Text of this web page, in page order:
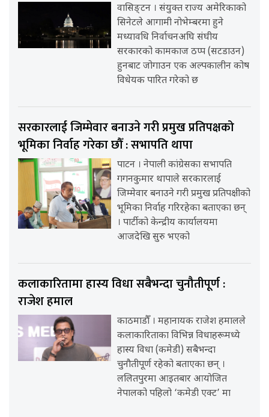
वासिङ्टन । संयुक्त राज्य अमेरिकाको
सिनेटले आगामी नोभेम्बरमा हुने
मध्यावधि निर्वाचनअघि संघीय
सरकारको कामकाज ठप्प (सटडाउन)
हुनबाट जोगाउन एक अल्पकालीन कोष
विधेयक पारित गरेको छ
सरकारलाई जिम्मेवार बनाउने गरी प्रमुख प्रतिपक्षको
भूमिका निर्वाह गरेका छौँ : सभापति थापा
पाटन । नेपाली कांग्रेसका सभापति
गगनकुमार थापाले सरकारलाई
जिम्मेवार बनाउने गरी प्रमुख प्रतिपक्षीको
भूमिका निर्वाह गरिरहेका बताएका छन्
। पार्टीको केन्द्रीय कार्यालयमा
आजदेखि सुरु भएको
कलाकारितामा हास्य विधा सबैभन्दा चुनौतीपूर्ण :
राजेश हमाल
काठमाडौँ । महानायक राजेश हमालले
कलाकारिताका विभिन्न विधाहरूमध्ये
हास्य विधा (कमेडी) सबैभन्दा
चुनौतीपूर्ण रहेको बताएका छन् ।
ललितपुरमा आइतबार आयोजित
नेपालको पहिलो ‘कमेडी एक्ट’ मा